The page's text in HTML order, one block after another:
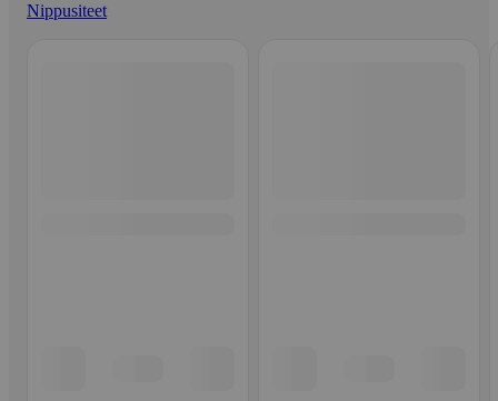
Nippusiteet